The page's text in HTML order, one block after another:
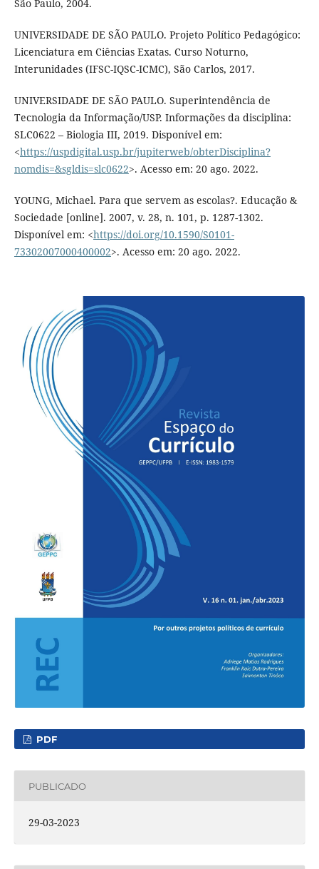
São Paulo, 2004.
UNIVERSIDADE DE SÃO PAULO. Projeto Político Pedagógico:
Licenciatura em Ciências Exatas. Curso Noturno,
Interunidades (IFSC-IQSC-ICMC), São Carlos, 2017.
UNIVERSIDADE DE SÃO PAULO. Superintendência de
Tecnologia da Informação/USP. Informações da disciplina:
SLC0622 – Biologia III, 2019. Disponível em:
<https://uspdigital.usp.br/jupiterweb/obterDisciplina?
nomdis=&sgldis=slc0622>. Acesso em: 20 ago. 2022.
YOUNG, Michael. Para que servem as escolas?. Educação &
Sociedade [online]. 2007, v. 28, n. 101, p. 1287-1302.
Disponível em: <https://doi.org/10.1590/S0101-
73302007000400002>. Acesso em: 20 ago. 2022.
PDF
PUBLICADO
29-03-2023